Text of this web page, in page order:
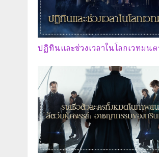
ปฏิทินและช่วงเวลาในโลกเวทมน